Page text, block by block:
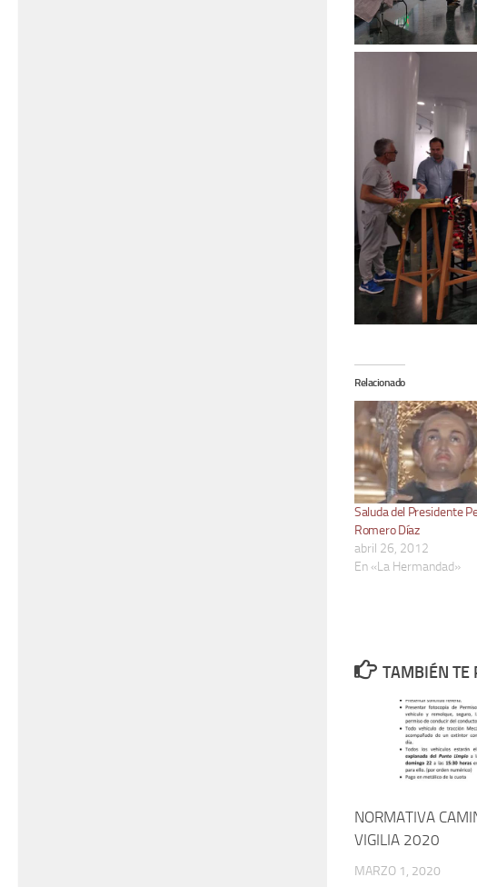
Relacionado
Saluda del Presidente
Romero Díaz
abril 26, 2012
En «La Hermandad»
TAMBIÉN TE
NORMATIVA
VIGILIA 2020
MARZO 1, 2020